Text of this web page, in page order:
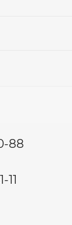
88
11